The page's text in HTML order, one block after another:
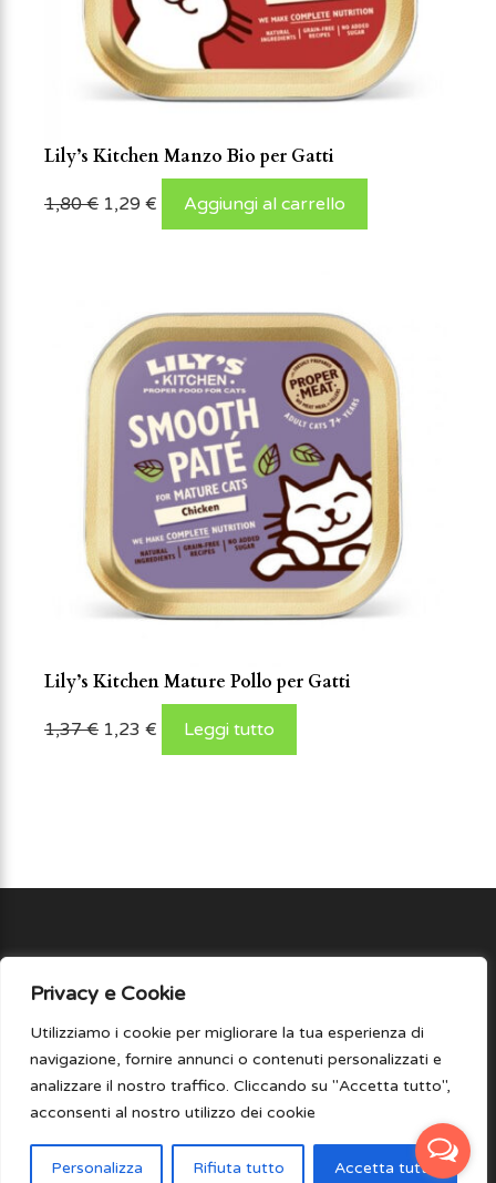
Privacy e Cookie
Utilizziamo i cookie per migliorare la tua esperienza di
navigazione, fornire annunci o contenuti personalizzati e
analizzare il nostro traffico. Cliccando su "Accetta tutto",
acconsenti al nostro utilizzo dei cookie
Personalizza Rifiuta tutto Accetta tutto
Lily’s Kitchen Manzo Bio per Gatti
1,80€ 1,29 € Aggiungi al carrello
Lily’s Kitchen Mature Pollo per Gatti
1,37€ 1,23 € Leggi tutto
naturepetshop.it è di proprietà di Nature Pet Shop®
di Laura Zordan - Partita Iva 05221870289 ed è un
marchio registrato. E' vietata la riproduzione anche
parziale. +39 049 645 0907 | WordPress Theme by
Mystical Themes